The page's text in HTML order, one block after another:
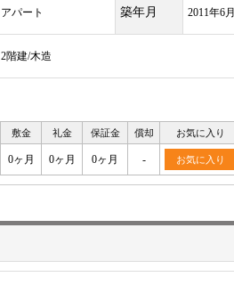
アパート 築年月 2011年6月
2階建/木造
敷金 礼金 保証金 償却 お気に入り
0ヶ月 0ヶ月 0ヶ月 - お気に入り